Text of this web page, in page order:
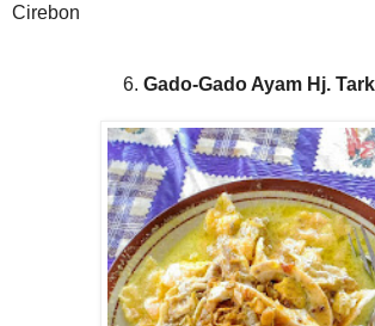
Cirebon
6. Gado-Gado Ayam Hj.